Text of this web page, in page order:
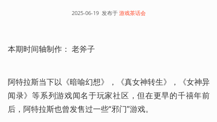
2025-06-19 发布于 游戏茶话会
本期时间轴制作： 老斧子
阿特拉斯当下以《暗喻幻想》，《真女神转生》，《女神异
闻录》等系列游戏闻名于玩家社区，但在更早的千禧年前
后，阿特拉斯也曾发售过一些“邪门”游戏。